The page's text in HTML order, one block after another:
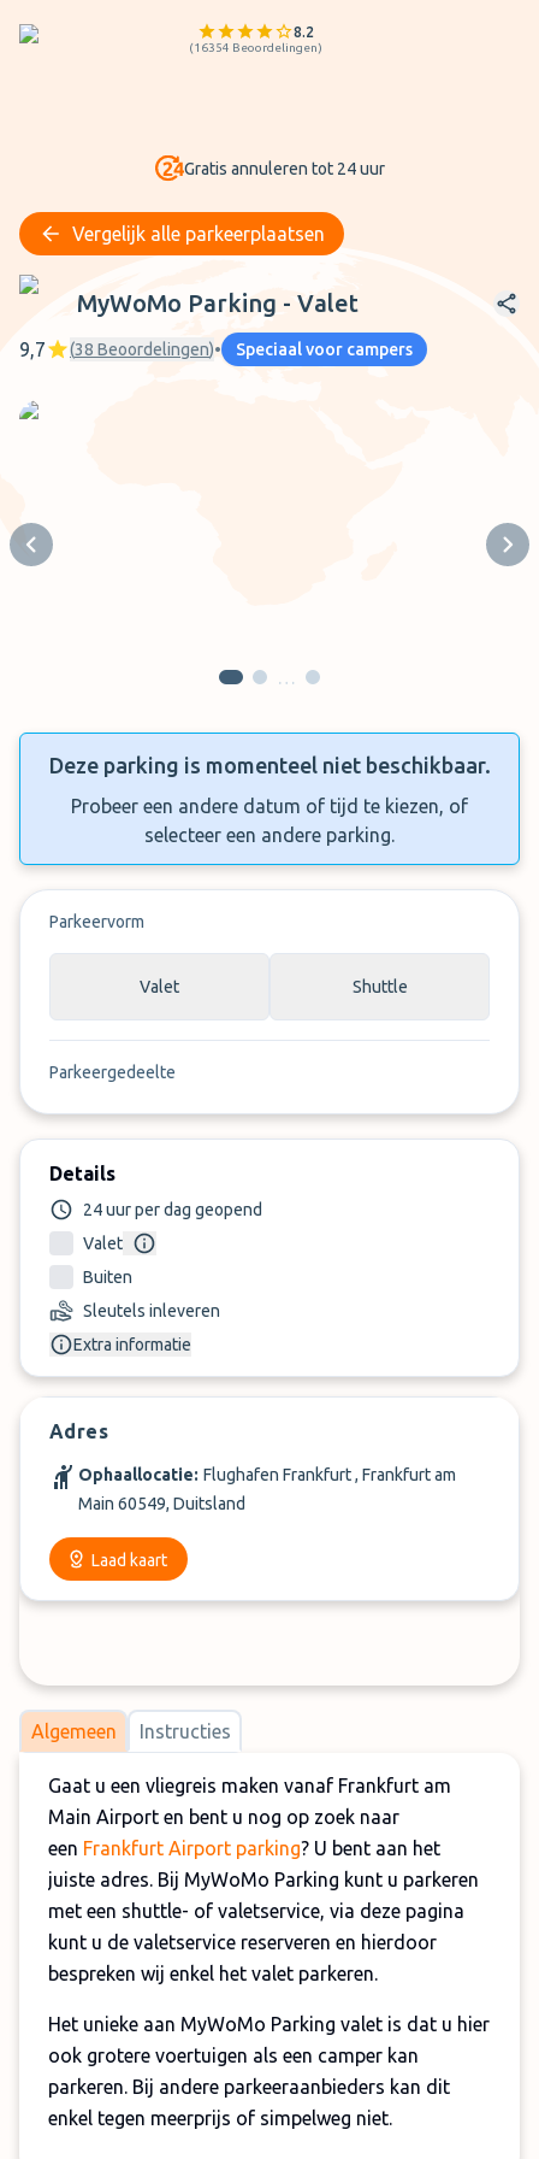
8.2
(16354 Beoordelingen)
Gratis annuleren tot 24 uur
Vergelijk alle parkeerplaatsen
MyWoMo Parking - Valet
MyWoMo Parking - Valet
9,7 (38 Beoordelingen)• Speciaal voor campers
Previous slide
…
Deze parking is momenteel niet beschikbaar.
Probeer een andere datum of tijd te kiezen, of
selecteer een andere parking.
Parkeervorm
Valet Shuttle
Parkeergedeelte
Details
24 uur per dag geopend
Valet
Buiten
Sleutels inleveren
Extra informatie
Adres
Ophaallocatie: Flughafen Frankfurt , Frankfurt am
Main 60549, Duitsland
Laad kaart
Algemeen Instructies
Gaat u een vliegreis maken vanaf Frankfurt am
Main Airport en bent u nog op zoek naar
een Frankfurt Airport parking? U bent aan het
juiste adres. Bij MyWoMo Parking kunt u parkeren
met een shuttle- of valetservice, via deze pagina
kunt u de valetservice reserveren en hierdoor
bespreken wij enkel het valet parkeren.
Het unieke aan MyWoMo Parking valet is dat u hier
ook grotere voertuigen als een camper kan
parkeren. Bij andere parkeeraanbieders kan dit
enkel tegen meerprijs of simpelweg niet.